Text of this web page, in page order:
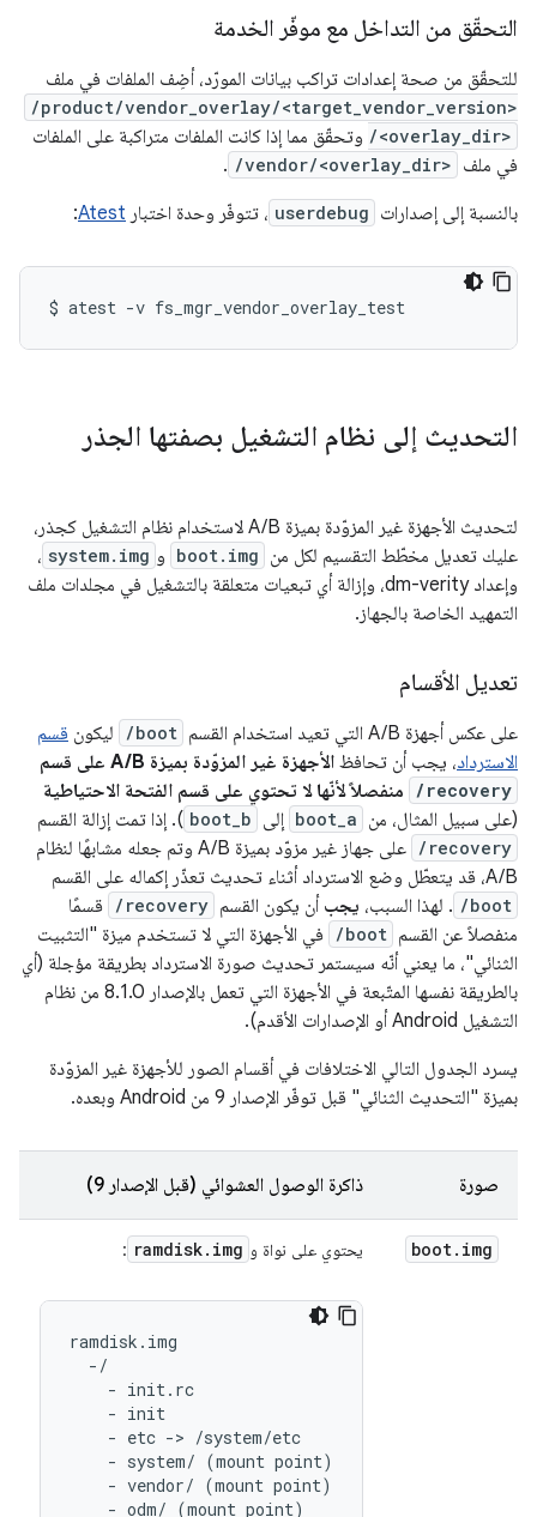
التحقّق من التداخل مع موفّر الخدمة
للتحقّق من صحة إعدادات تراكب بيانات المورّد، أضِف الملفات في ملف
/product/vendor_overlay/<target_vendor_version>
/<overlay_dir> وتحقّق مما إذا كانت الملفات متراكبة على الملفات
في ملف /vendor/<overlay_dir>
.
بالنسبة إلى إصدارات userdebug ، تتوفّر وحدة اختبار Atest
:
$ atest -v fs_mgr_vendor_overlay_test
التحديث إلى نظام التشغيل بصفتها الجذر
لتحديث الأجهزة غير المزوّدة بميزة A/B لاستخدام نظام التشغيل كجذر،
عليك تعديل مخطّط التقسيم لكل من boot.img و system.img ،
وإعداد dm-verity، وإزالة أي تبعيات متعلقة بالتشغيل في مجلدات ملف
التمهيد الخاصة بالجهاز.
تعديل الأقسام
على عكس أجهزة A/B التي تعيد استخدام القسم /boot ليكون قسم
الاسترداد، يجب أن تحافظ الأجهزة غير المزوّدة بميزة A/B على قسم
/recovery منفصلاً لأنّها لا تحتوي على قسم الفتحة الاحتياطية
(على سبيل المثال، من boot_a إلى boot_b ). إذا تمت إزالة القسم
/recovery
على جهاز غير مزوّد بميزة A/B وتم جعله مشابهًا لنظام
A/B، قد يتعطّل وضع الاسترداد أثناء تحديث تعذّر إكماله على القسم
/boot . لهذا السبب، يجب أن يكون القسم /recovery
قسمًا
منفصلاً عن القسم /boot
في الأجهزة التي لا تستخدم ميزة "التثبيت
الثنائي"، ما يعني أنّه سيستمر تحديث صورة الاسترداد بطريقة مؤجلة (أي
بالطريقة نفسها المتّبعة في الأجهزة التي تعمل بالإصدار 8.1.0 من نظام
التشغيل Android أو الإصدارات الأقدم).
يسرد الجدول التالي الاختلافات في أقسام الصور للأجهزة غير المزوّدة
بميزة "التحديث الثنائي" قبل توفّر الإصدار 9 من Android وبعده.
صورة ذاكرة الوصول العشوائي (قبل الإصدار 9)
boot. img يحتوي على نواة و ramdisk. img
:
ramdisk.img
  -/
    - init.rc
    - init
    - etc -> /system/etc
    - system/ (mount point)
    - vendor/ (mount point)
    - odm/ (mount point)